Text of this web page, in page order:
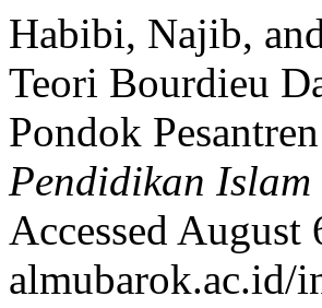
Habibi, Najib,
Teori Bourdieu
Pondok
Pendidikan Islam
Accessed